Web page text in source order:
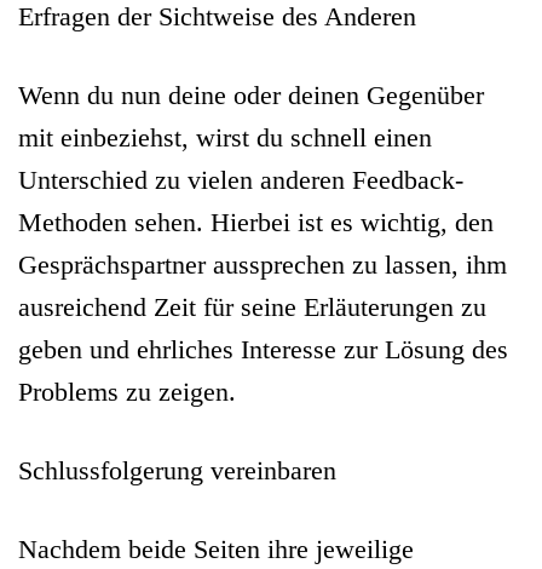
Erfragen der Sichtweise des Anderen
Wenn du nun deine oder deinen Gegenüber
mit einbeziehst, wirst du schnell einen
Unterschied zu vielen anderen Feedback-
Methoden sehen. Hierbei ist es wichtig, den
Gesprächspartner aussprechen zu lassen, ihm
ausreichend Zeit für seine Erläuterungen zu
geben und ehrliches Interesse zur Lösung des
Problems zu zeigen.
Schlussfolgerung vereinbaren
Nachdem beide Seiten ihre jeweilige